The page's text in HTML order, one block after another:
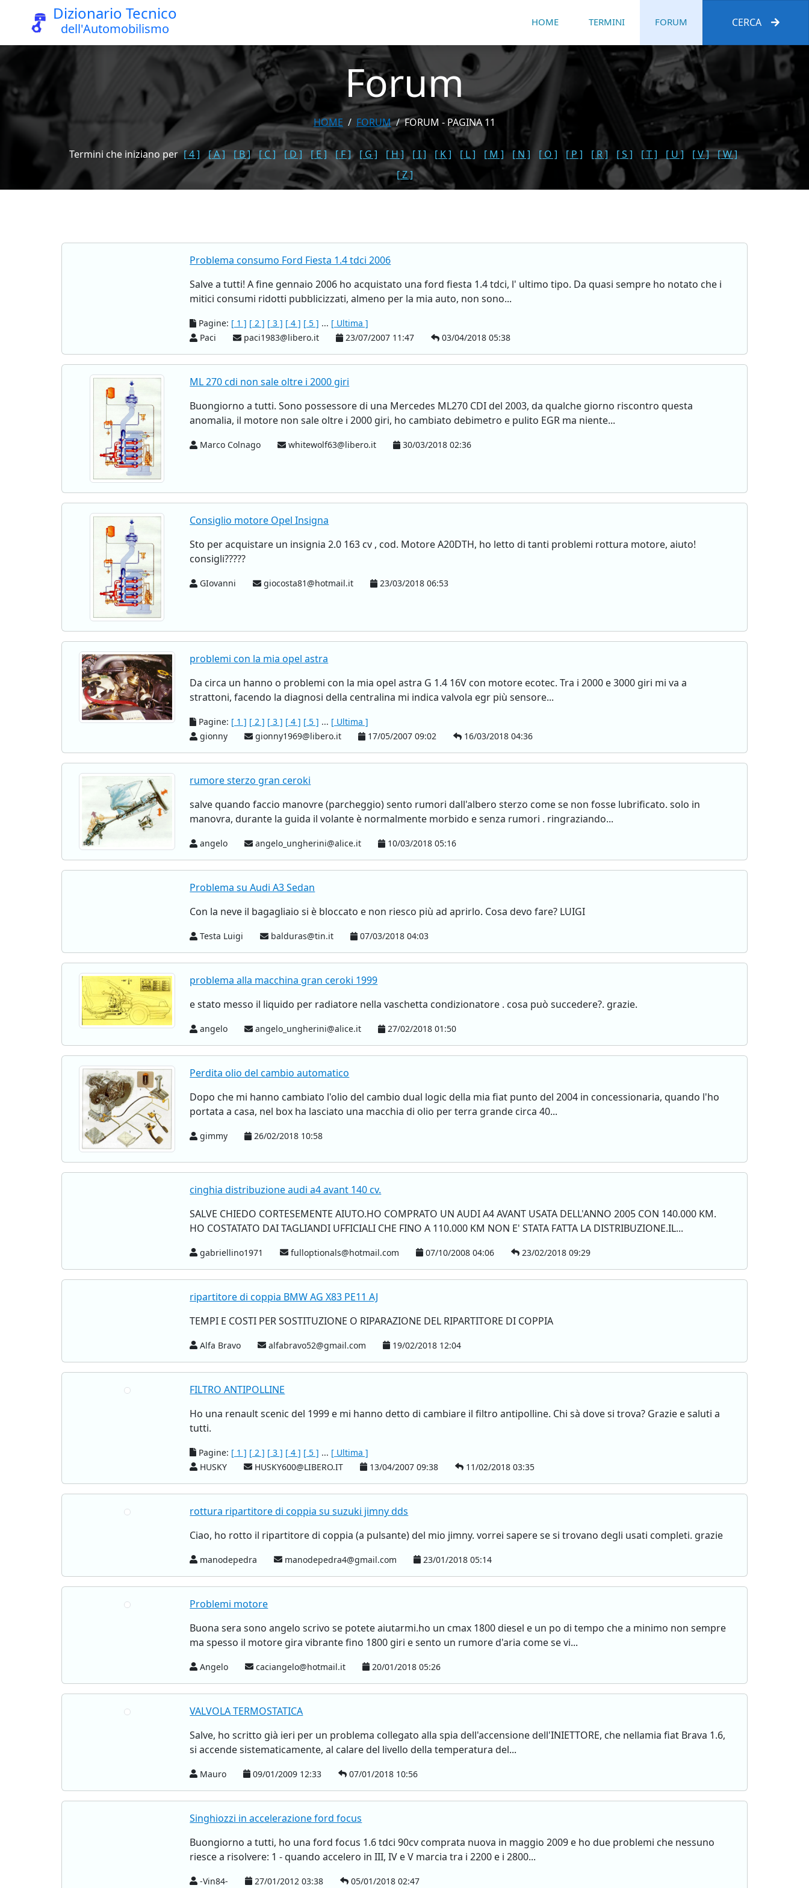
Dizionario Tecnico
dell'Automobilismo HOME TERMINI FORUM CERCA
Forum
HOME FORUM FORUM - PAGINA 11
Termini che iniziano per [ 4 ] [ A ] [ B ] [ C ] [ D ] [ E ] [ F ] [ G ] [ H ] [ I ] [ K ] [ L ] [ M ] [ N ] [ O ] [ P ] [ R ] [ S ] [ T ] [ U ] [ V ]
[ W ]
[ Z ]
Problema consumo Ford Fiesta 1.4 tdci 2006
Salve a tutti! A fine gennaio 2006 ho acquistato una ford fiesta 1.4 tdci, l' ultimo tipo. Da quasi sempre ho notato che i
mitici consumi ridotti pubblicizzati, almeno per la mia auto, non sono...
Pagine: [ 1 ] [ 2 ] [ 3 ] [ 4 ] [ 5 ] ... [ Ultima ]
Paci
paci1983@libero.it 23/07/2007 11:47 03/04/2018 05:38
ML 270 cdi non sale oltre i 2000 giri
Buongiorno a tutti. Sono possessore di una Mercedes ML270 CDI del 2003, da qualche giorno riscontro questa
anomalia, il motore non sale oltre i 2000 giri, ho cambiato debimetro e pulito EGR ma niente...
Marco Colnago whitewolf63@libero.it 30/03/2018 02:36
Consiglio motore Opel Insigna
Sto per acquistare un insignia 2.0 163 cv , cod. Motore A20DTH, ho letto di tanti problemi rottura motore, aiuto!
consigli?????
GIovanni giocosta81@hotmail.it 23/03/2018 06:53
problemi con la mia opel astra
Da circa un hanno o problemi con la mia opel astra G 1.4 16V con motore ecotec. Tra i 2000 e 3000 giri mi va a
strattoni, facendo la diagnosi della centralina mi indica valvola egr più sensore...
Pagine: [ 1 ] [ 2 ] [ 3 ] [ 4 ] [ 5 ] ... [ Ultima ]
gionny
gionny1969@libero.it 17/05/2007 09:02 16/03/2018 04:36
rumore sterzo gran ceroki
salve quando faccio manovre (parcheggio) sento rumori dall'albero sterzo come se non fosse lubrificato. solo in
manovra, durante la guida il volante è normalmente morbido e senza rumori . ringraziando...
angelo angelo_ungherini@alice.it 10/03/2018 05:16
Problema su Audi A3 Sedan
Con la neve il bagagliaio si è bloccato e non riesco più ad aprirlo. Cosa devo fare? LUIGI
Testa Luigi balduras@tin.it 07/03/2018 04:03
problema alla macchina gran ceroki 1999
e stato messo il liquido per radiatore nella vaschetta condizionatore . cosa può succedere?. grazie.
angelo angelo_ungherini@alice.it 27/02/2018 01:50
Perdita olio del cambio automatico
Dopo che mi hanno cambiato l'olio del cambio dual logic della mia fiat punto del 2004 in concessionaria, quando l'ho
portata a casa, nel box ha lasciato una macchia di olio per terra grande circa 40...
gimmy 26/02/2018 10:58
cinghia distribuzione audi a4 avant 140 cv.
SALVE CHIEDO CORTESEMENTE AIUTO.HO COMPRATO UN AUDI A4 AVANT USATA DELL'ANNO 2005 CON 140.000 KM.
HO COSTATATO DAI TAGLIANDI UFFICIALI CHE FINO A 110.000 KM NON E' STATA FATTA LA DISTRIBUZIONE.IL...
gabriellino1971 fulloptionals@hotmail.com 07/10/2008 04:06 23/02/2018 09:29
ripartitore di coppia BMW AG X83 PE11 AJ
TEMPI E COSTI PER SOSTITUZIONE O RIPARAZIONE DEL RIPARTITORE DI COPPIA
Alfa Bravo alfabravo52@gmail.com 19/02/2018 12:04
FILTRO ANTIPOLLINE
Ho una renault scenic del 1999 e mi hanno detto di cambiare il filtro antipolline. Chi sà dove si trova? Grazie e saluti a
tutti.
Pagine: [ 1 ] [ 2 ] [ 3 ] [ 4 ] [ 5 ] ... [ Ultima ]
HUSKY
HUSKY600@LIBERO.IT 13/04/2007 09:38 11/02/2018 03:35
rottura ripartitore di coppia su suzuki jimny dds
Ciao, ho rotto il ripartitore di coppia (a pulsante) del mio jimny. vorrei sapere se si trovano degli usati completi. grazie
manodepedra manodepedra4@gmail.com 23/01/2018 05:14
Problemi motore
Buona sera sono angelo scrivo se potete aiutarmi.ho un cmax 1800 diesel e un po di tempo che a minimo non sempre
ma spesso il motore gira vibrante fino 1800 giri e sento un rumore d'aria come se vi...
Angelo caciangelo@hotmail.it 20/01/2018 05:26
VALVOLA TERMOSTATICA
Salve, ho scritto già ieri per un problema collegato alla spia dell'accensione dell'INIETTORE, che nellamia fiat Brava 1.6,
si accende sistematicamente, al calare del livello della temperatura del...
Mauro 09/01/2009 12:33 07/01/2018 10:56
Singhiozzi in accelerazione ford focus
Buongiorno a tutti, ho una ford focus 1.6 tdci 90cv comprata nuova in maggio 2009 e ho due problemi che nessuno
riesce a risolvere: 1 - quando accelero in III, IV e V marcia tra i 2200 e i 2800...
-Vin84- 27/01/2012 03:38 05/01/2018 02:47